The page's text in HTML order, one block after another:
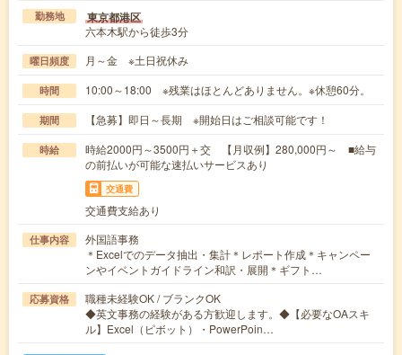
勤務地 東京都港区
六本木駅から徒歩3分
曜日頻度 月～金 ※土日祝休み
時間 10:00～18:00 ※残業はほとんどありません。※休憩60分。
期間 【急募】即日～長期 ※開始日はご相談可能です！
時給
時給2000円～3500円＋交 【月収例】280,000円～ ■給与
の前払いが可能な速払いサービスあり
交通費
交通費支給あり
仕事内容
外国語事務
＊Excelでのデータ抽出・集計＊レポート作成＊キャンペー
ンやイベントガイドライン和訳・展開＊ギフト…
応募資格
職種未経験OK / ブランクOK
◆英文事務の経験がある方歓迎します。◆【必要なOAスキ
ル】Excel（ピボット）・PowerPoin…